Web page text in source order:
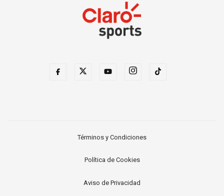
Términos y Condiciones
Política de Cookies
Aviso de Privacidad